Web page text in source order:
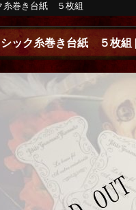
糸巻き台紙 ５枚組
ック糸巻き台紙 ５枚組